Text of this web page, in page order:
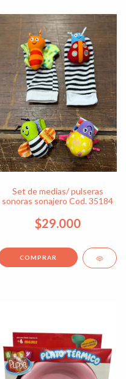
Set de medias/ pulseras
sonoras sonajero Cod. 35184
$29.000